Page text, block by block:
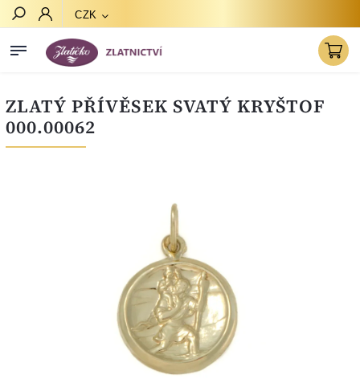
CZK
ZLATÝ PŘÍVĚSEK SVATÝ KRYŠTOF
000.00062